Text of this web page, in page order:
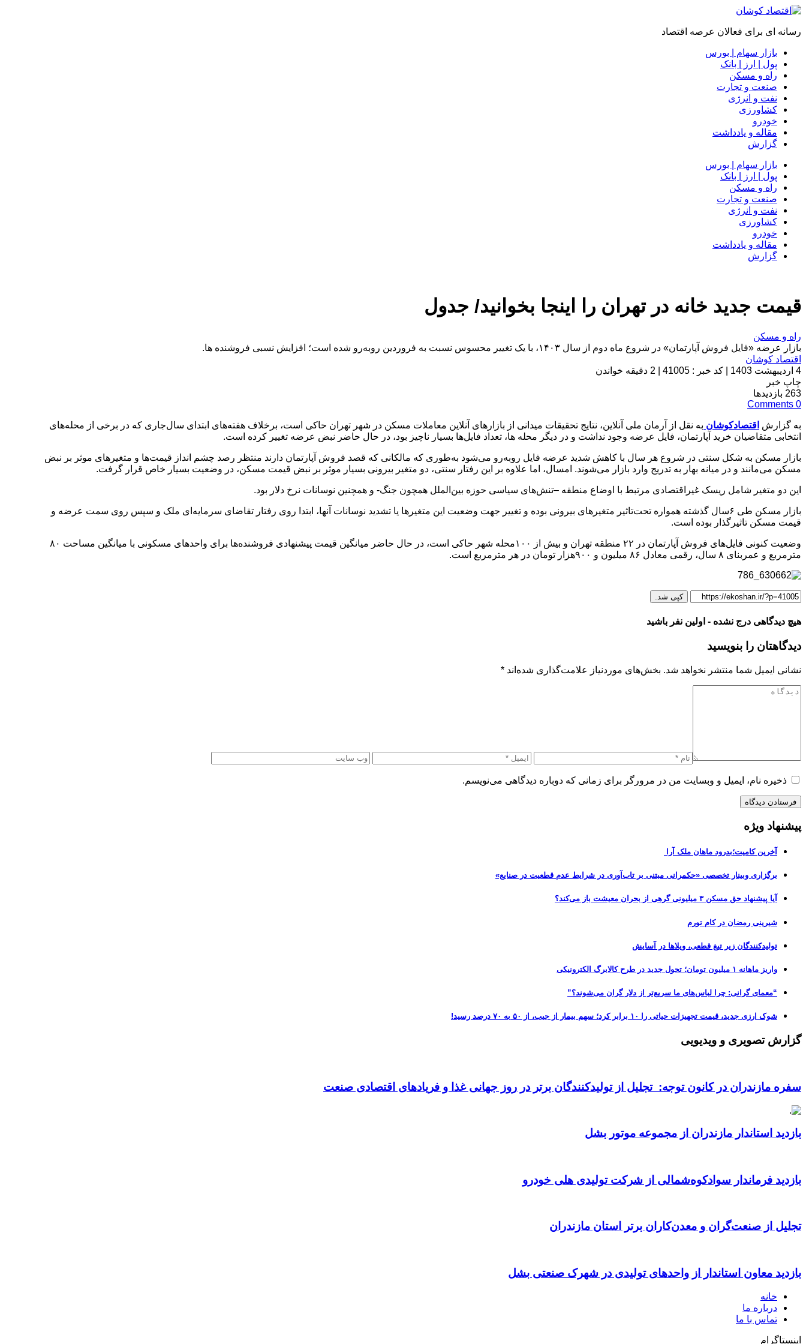
رسانه ای برای فعالان عرصه اقتصاد
بازار سهام | بورس
پول | ارز | بانک
راه و مسکن
صنعت و تجارت
نفت و انرژی
کشاورزی
خودرو
مقاله و یادداشت
گزارش
بازار سهام | بورس
پول | ارز | بانک
راه و مسکن
صنعت و تجارت
نفت و انرژی
کشاورزی
خودرو
مقاله و یادداشت
گزارش
قیمت جدید خانه در تهران را اینجا بخوانید/ جدول
راه و مسکن
بازار عرضه «فایل فروش آپارتمان» در شروع ماه دوم از سال ۱۴۰۳، با یک تغییر محسوس نسبت به فروردین روبه‌رو شده است؛ افزایش نسبی فروشنده ها.
اقتصاد کوشان
4 اردیبهشت 1403
کد خبر : 41005
2 دقیقه خواندن
چاپ خبر
263 بازدیدها
0
Comments
به گزارش اقتصادکوشان به نقل از آرمان ملی آنلاین، نتایج تحقیقات میدانی از بازار‌های آنلاین معاملات مسکن در شهر تهران حاکی است، برخلاف هفته‌های ابتدای سال‌جاری که در برخی از محله‌های
انتخابی متقاضیان خرید آپارتمان، فایل عرضه وجود نداشت و در دیگر محله ها، تعداد فایل‌ها بسیار ناچیز بود، در حال حاضر نبض عرضه تغییر کرده است.
بازار مسکن به شکل سنتی در شروع هر سال با کاهش شدید عرضه فایل روبه‌رو می‌شود به‌طوری که مالکانی که قصد فروش آپارتمان دارند منتظر رصد چشم انداز قیمت‌ها و متغیر‌های موثر بر نبض
مسکن می‌مانند و در میانه بهار به تدریج وارد بازار می‌شوند. امسال، اما علاوه بر این رفتار سنتی، دو متغیر بیرونی بسیار موثر بر نبض قیمت مسکن، در وضعیت بسیار خاص قرار گرفت.
این دو متغیر شامل ریسک غیراقتصادی مرتبط با اوضاع منطقه –تنش‌های سیاسی حوزه بین‌الملل همچون جنگ- و همچنین نوسانات نرخ دلار بود.
بازار مسکن طی ۶سال گذشته همواره تحت‌تاثیر متغیر‌های بیرونی بوده و تغییر جهت وضعیت این متغیر‌ها یا تشدید نوسانات آنها، ابتدا روی رفتار تقاضای سرمایه‌ای ملک و سپس روی سمت عرضه و
قیمت مسکن تاثیرگذار بوده است.
وضعیت کنونی فایل‌های فروش آپارتمان در ۲۲ منطقه تهران و بیش از ۱۰۰محله شهر حاکی است، در حال حاضر میانگین قیمت پیشنهادی فروشنده‌ها برای واحد‌های مسکونی با میانگین مساحت ۸۰
مترمربع و عمربنای ۸ سال، رقمی معادل ۸۶ میلیون و ۹۰۰‌هزار تومان در هر مترمربع است.
کپی شد.
هیچ دیدگاهی درج نشده - اولین نفر باشید
دیدگاهتان را بنویسید
نشانی ایمیل شما منتشر نخواهد شد. بخش‌های موردنیاز علامت‌گذاری شده‌اند *
ذخیره نام، ایمیل و وبسایت من در مرورگر برای زمانی که دوباره دیدگاهی می‌نویسم.
پیشنهاد ویژه
آخرین کامیت؛بدرود ماهان ملک آرا
برگزاری وبینار تخصصی «حکمرانی مبتنی بر تاب‌آوری در شرایط عدم قطعیت در صنایع»
آیا پیشنهاد حق مسکن ۳ میلیونی گرهی از بحران معیشت باز می‌کند؟
شیرینی رمضان در کام تورم
تولیدکنندگان زیر تیغ قطعی، ویلاها در آسایش
واریز ماهانه ۱ میلیون تومان؛ تحول جدید در طرح کالابرگ الکترونیکی
“معمای گرانی: چرا لباس‌های ما سریع‌تر از دلار گران می‌شوند؟”
شوک ارزی جدید، قیمت تجهیزات حیاتی را ۱۰ برابر کرد؛ سهم بیمار از جیب، از ۵۰ به ۷۰ درصد رسید!
گزارش تصویری و ویدیویی
سفره مازندران در کانون توجه: تجلیل از تولیدکنندگان برتر در روز جهانی غذا و فریادهای اقتصادی صنعت
بازدید استاندار مازندران از مجموعه موتور بشل
بازدید فرماندار سوادکوه‌شمالی از شرکت تولیدی هلی خودرو
تجلیل از صنعت‌گران و معدن‌کاران برتر استان مازندران
بازدید معاون استاندار از واحدهای تولیدی در شهرک صنعتی بشل
خانه
درباره ما
تماس با ما
اینستاگرام